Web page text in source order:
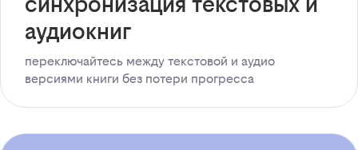
аудиокниг
переключайтесь между текстовой и аудио
версиями книги без потери прогресса